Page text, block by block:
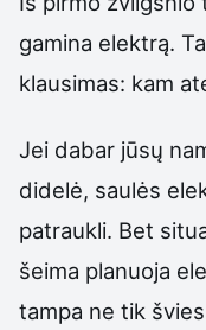
gamina elektrą.
klausimas: kam
Jei dabar jūsų
didelė, saulės
patraukli. Bet
šeima planuoja
tampa ne tik